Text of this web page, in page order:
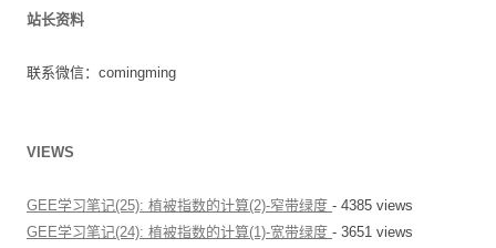
站长资料
联系微信：comingming
VIEWS
GEE学习笔记(25): 植被指数的计算(2)-窄带绿度 - 4385 views
GEE学习笔记(24): 植被指数的计算(1)-宽带绿度 - 3651 views